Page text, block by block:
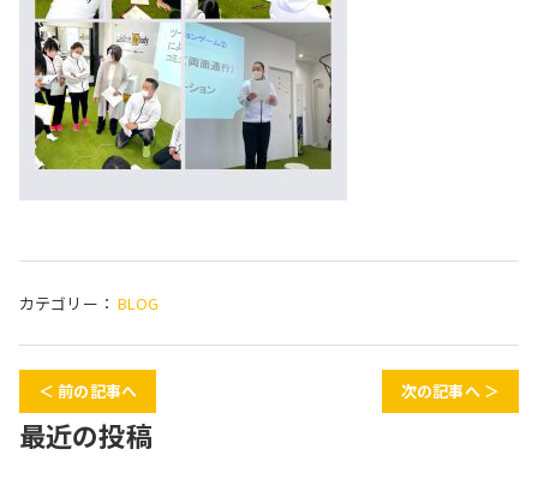
カテゴリー： BLOG
＜ 前の記事へ 次の記事へ ＞
最近の投稿